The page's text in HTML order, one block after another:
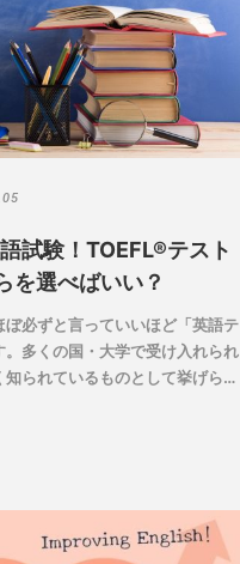
試験！TOEFL®テスト
を選べばいい？
必ずと言っていいほど「英語テ
多くの国・大学で受け入れられ
られているものとして挙げられ
。